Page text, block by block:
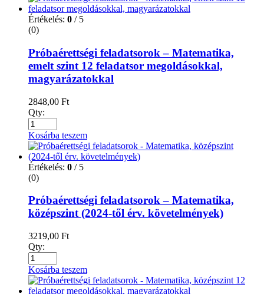
Értékelés: 0 / 5
(0)
Próbaérettségi feladatsorok – Matematika,
emelt szint 12 feladatsor megoldásokkal,
magyarázatokkal
2848,00 Ft
Qty:
Kosárba teszem
Értékelés: 0 / 5
(0)
Próbaérettségi feladatsorok – Matematika,
középszint (2024-től érv. követelmények)
3219,00 Ft
Qty:
Kosárba teszem